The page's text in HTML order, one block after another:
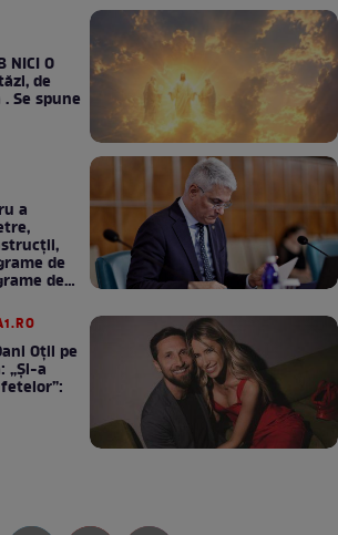
NICI O
de
Se spune
a
de
de
Oțil pe
„Și-a